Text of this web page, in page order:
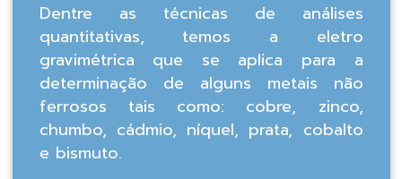
Dentre as técnicas de análises
quantitativas, temos a eletro
gravimétrica que se aplica para a
determinação de alguns metais não
ferrosos tais como: cobre, zinco,
chumbo, cádmio, níquel, prata, cobalto
e bismuto.